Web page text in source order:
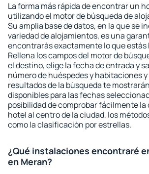
La forma más rápida de encontrar un
utilizando el motor de búsqueda de
Su amplia base de datos, en la que se
variedad de alojamientos, es una
encontrarás exactamente lo que estás
Rellena los campos del motor de
el destino, elige la fecha de entrada y
número de huéspedes y habitaciones y
resultados de la búsqueda te
disponibles para las fechas
posibilidad de comprobar fácilmente la
hotel al centro de la ciudad, los
como la clasificación por estrellas.
¿Qué instalaciones encontraré
en Meran?